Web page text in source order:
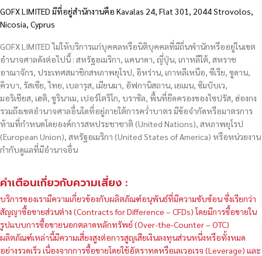
GOFX LIMITED มีที่อยู่สำนักงานคือ Kavalas 24, Flat 301, 2044 Strovolos,
Nicosia, Cyprus
GOFX LIMITED ไม่ให้บริการแก่บุคคลหรือนิติบุคคลที่มีถิ่นพำนักหรืออยู่ในเขต
อำนาจศาลดังต่อไปนี้ : สหรัฐอเมริกา, แคนาดา, ญี่ปุ่น, เกาหลีใต้, สหราช
อาณาจักร, ประเทศสมาชิกสหภาพยุโรป, อิหร่าน, เกาหลีเหนือ, ซีเรีย, ซูดาน,
คิวบา, รัสเซีย, ไทย, เบลารุส, เมียนมา, อัฟกานิสถาน, เยเมน, ซิมบับเว,
มอริเชียส, เฮติ, ซูรินาเม, เปอร์โตริโก, บราซิล, พื้นที่ยึดครองของไซปรัส, ฮ่องกง
รวมถึงเขตอำนาจศาลอื่นใดที่อยู่ภายใต้การคว่ำบาตร มีข้อจำกัดหรือมาตรการ
ห้ามที่กำหนดโดยองค์การสหประชาชาติ (United Nations), สหภาพยุโรป
(European Union), สหรัฐอเมริกา (United States of America) หรือหน่วยงาน
กำกับดูแลที่มีอำนาจอื่น
คำเตือนเกี่ยวกับความเสี่ยง :
บริการของเรามีความเกี่ยวข้องกับผลิตภัณฑ์อนุพันธ์ที่มีความซับซ้อน ซึ่งเรียกว่า
สัญญาซื้อขายส่วนต่าง (Contracts for Difference – CFDs) โดยมีการซื้อขายใน
รูปแบบการซื้อขายนอกตลาดหลักทรัพย์ (Over-the-Counter – OTC)
ผลิตภัณฑ์เหล่านี้มีความเสี่ยงสูงต่อการสูญเสียเงินลงทุนส่วนหนึ่งหรือทั้งหมด
อย่างรวดเร็ว เนื่องจากการซื้อขายโดยใช้อัตราทดหรือเลเวอเรจ (Leverage) และ